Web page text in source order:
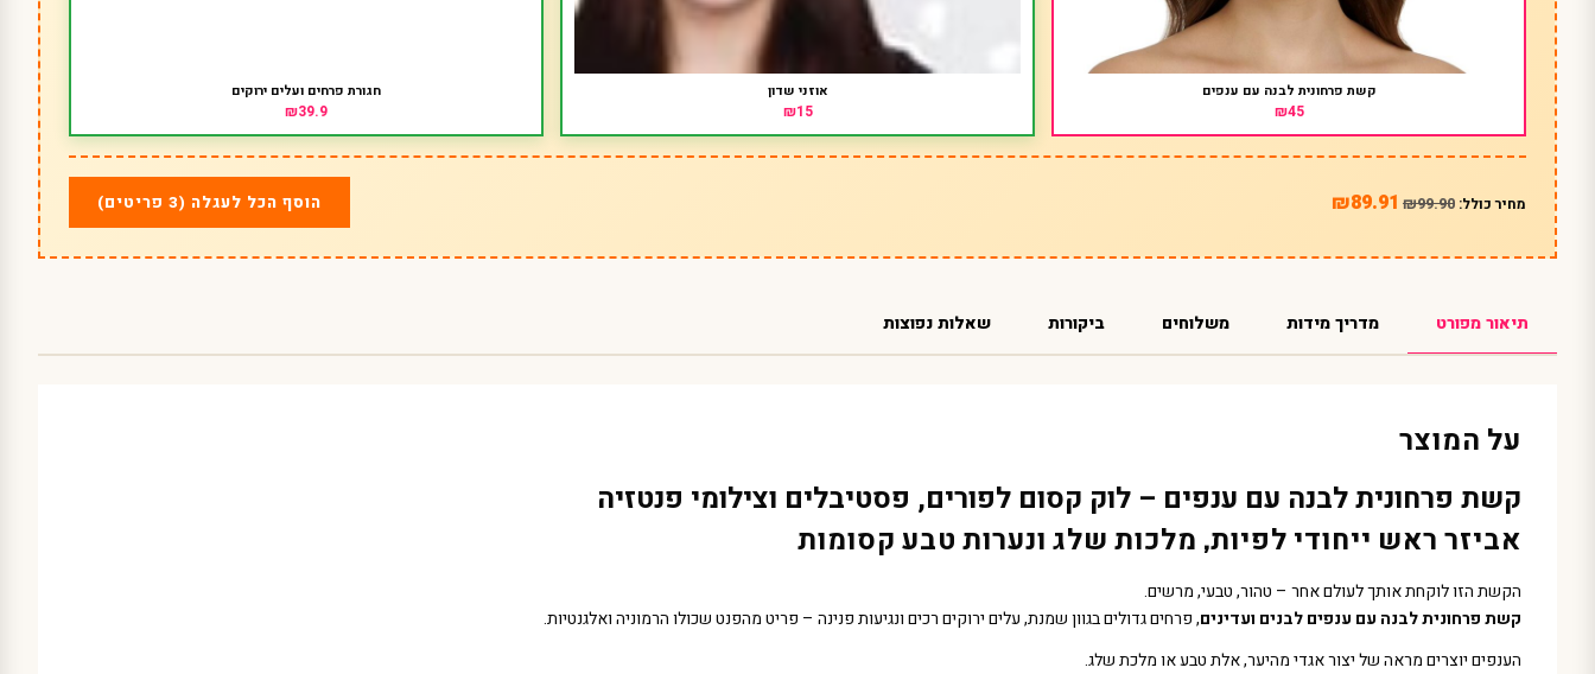
קשת פרחונית לבנה עם ענפים
₪45
אוזני שדון
₪15
חגורת פרחים ועלים ירוקים
₪39.9
מחיר כולל: ₪99.90
₪89.91 הוסף הכל לעגלה (3 פריטים)
תיאור מפורט מדריך מידות משלוחים ביקורות שאלות נפוצות
על המוצר
קשת פרחונית לבנה עם ענפים – לוק קסום לפורים, פסטיבלים וצילומי פנטזיה
אביזר ראש ייחודי לפיות, מלכות שלג ונערות טבע קסומות
הקשת הזו לוקחת אותך לעולם אחר – טהור, טבעי, מרשים.
קשת פרחונית לבנה עם ענפים לבנים ועדינים, פרחים גדולים בגוון שמנת, עלים ירוקים רכים ונגיעות פנינה – פריט מהפנט שכולו הרמוניה ואלגנטיות.
הענפים יוצרים מראה של יצור אגדי מהיער, אלת טבע או מלכת שלג.